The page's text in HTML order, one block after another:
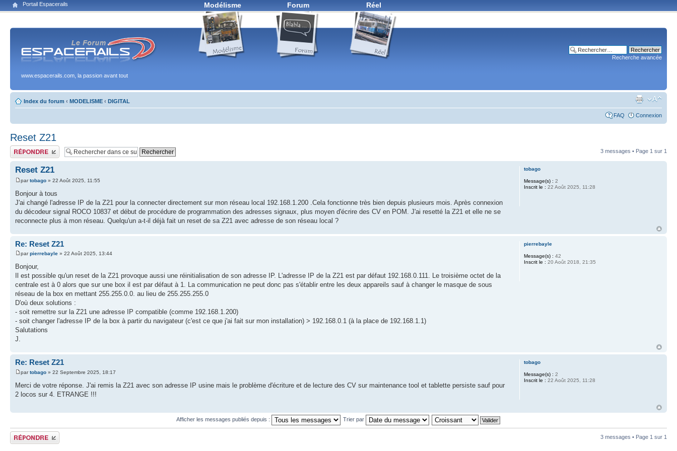
Portail Espacerails Modélisme Forum Réel
www.espacerails.com, la passion avant tout
Recherche avancée
Index du forum ‹ MODELISME ‹ DIGITAL
FAQ Connexion
Reset Z21
Publier une réponse 3 messages • Page 1 sur 1
Reset Z21
partobago » 22 Août 2025, 11:55
Bonjour à tous
J'ai changé l'adresse IP de la Z21 pour la connecter directement sur mon réseau local 192.168.1.200 .Cela fonctionne très bien depuis plusieurs mois. Après connexion
du décodeur signal ROCO 10837 et début de procédure de programmation des adresses signaux, plus moyen d'écrire des CV en POM. J'ai resetté la Z21 et elle ne se
reconnecte plus à mon réseau. Quelqu'un a-t-il déjà fait un reset de sa Z21 avec adresse de son réseau local ?
tobago
Message(s) : 2
Inscrit le : 22 Août 2025, 11:28
Re: Reset Z21
parpierrebayle » 22 Août 2025, 13:44
Bonjour,
Il est possible qu'un reset de la Z21 provoque aussi une réinitialisation de son adresse IP. L'adresse IP de la Z21 est par défaut 192.168.0.111. Le troisième octet de la
centrale est à 0 alors que sur une box il est par défaut à 1. La communication ne peut donc pas s'établir entre les deux appareils sauf à changer le masque de sous
réseau de la box en mettant 255.255.0.0. au lieu de 255.255.255.0
D'où deux solutions :
- soit remettre sur la Z21 une adresse IP compatible (comme 192.168.1.200)
- soit changer l'adresse IP de la box à partir du navigateur (c'est ce que j'ai fait sur mon installation) > 192.168.0.1 (à la place de 192.168.1.1)
Salutations
J.
pierrebayle
Message(s) : 42
Inscrit le : 20 Août 2018, 21:35
Re: Reset Z21
partobago » 22 Septembre 2025, 18:17
Merci de votre réponse. J'ai remis la Z21 avec son adresse IP usine mais le problème d'écriture et de lecture des CV sur maintenance tool et tablette persiste sauf pour
2 locos sur 4. ETRANGE !!!
tobago
Message(s) : 2
Inscrit le : 22 Août 2025, 11:28
Afficher les messages publiés depuis : Trier par
Publier une réponse 3 messages • Page 1 sur 1